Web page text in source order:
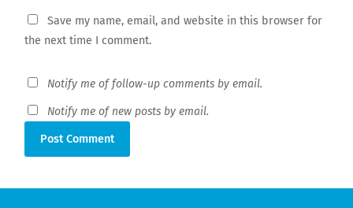
Save my name, email, and website in this browser for
the next time I comment.
Notify me of follow-up comments by email.
Notify me of new posts by email.